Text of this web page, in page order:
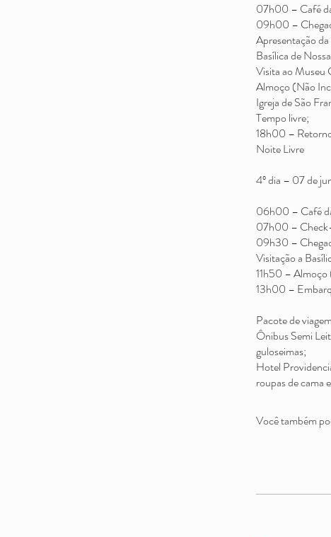
07h00 – Café
09h00 –
Apresentação
Basílica de
Visita ao Museu
Almoço (Não
Igreja de São
Tempo livre;
18h00 –
Noite Livre
4º dia – 07 de
06h00 – Café
07h00 –
09h30 –
Visitação a
11h50 –
13h00 –
Pacote de
Ônibus Semi
guloseimas;
Hotel
Você também